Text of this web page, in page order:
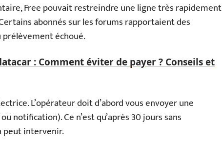
Free pouvait restreindre une ligne très rapidement
abonnés sur les forums rapportaient des
échoué.
: Comment éviter de payer ? Conseils et
L’opérateur doit d’abord vous envoyer une
notification). Ce n’est qu’après 30 jours sans
peut intervenir.